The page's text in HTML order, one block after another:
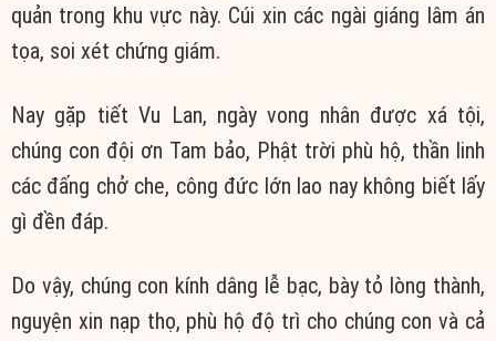
quản trong khu vực này. Cúi xin các ngài giáng lâm án
tọa, soi xét chứng giám.
Nay gặp tiết Vu Lan, ngày vong nhân được xá tội,
chúng con đội ơn Tam bảo, Phật trời phù hộ, thần linh
các đấng chở che, công đức lớn lao nay không biết lấy
gì đền đáp.
Do vậy, chúng con kính dâng lễ bạc, bày tỏ lòng thành,
nguyện xin nạp thọ, phù hộ độ trì cho chúng con và cả